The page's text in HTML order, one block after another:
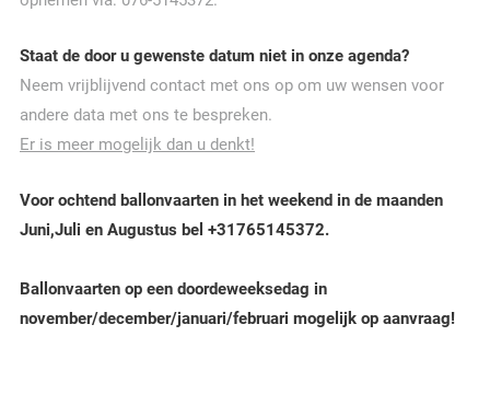
Staat de door u gewenste datum niet in onze agenda?
Neem vrijblijvend contact met ons op om uw wensen voor
andere data met ons te bespreken.
Er is meer mogelijk dan u denkt!
Voor ochtend ballonvaarten in het weekend in de maanden
Juni,Juli en Augustus bel +31765145372.
Ballonvaarten op een doordeweeksedag in
november/december/januari/februari mogelijk op aanvraag!